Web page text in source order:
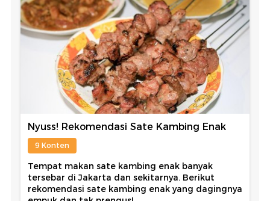
Nyuss! Rekomendasi Sate Kambing Enak
9 Konten
Tempat makan sate kambing enak banyak
tersebar di Jakarta dan sekitarnya. Berikut
rekomendasi sate kambing enak yang dagingnya